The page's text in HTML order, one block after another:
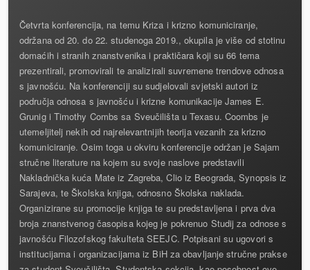
Četvrta konferencija, na temu Kriza i krizno komuniciranje,
održana od 20. do 22. studenoga 2019., okupila je više od stotinu
domaćih i stranih znanstvenika i praktičara koji su 66 tema
prezentirali, promovirali te analizirali suvremene trendove odnosa
s javnošću. Na konferenciji su sudjelovali svjetski autori iz
područja odnosa s javnošću i krizne komunikacije James E.
Grunig i Timothy Combs sa Sveučilišta u Texasu. Coombs je
utemeljitelj nekih od najrelevantnijih teorija vezanih za krizno
komuniciranje. Osim toga u okviru konferencije održan je Sajam
stručne literature na kojem su svoje naslove predstavili
Nakladnička kuća Mate iz Zagreba, Clio iz Beograda, Synopsis iz
Sarajeva, te Školska knjiga, odnosno Školska naklada.
Organizirane su promocije knjiga te su predstavljena i prva dva
broja znanstvenog časopisa kojeg je pokrenuo Studij za odnose s
javnošću Filozofskog fakulteta SEEJC. Potpisani su ugovori s
institucijama i organizacijama iz BiH za obavljanje stručne prakse